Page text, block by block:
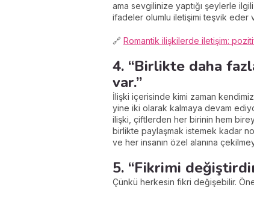
ama sevgilinize yaptığı şeylerle
ifadeler olumlu iletişimi teşvik eder
🔗 Romantik ilişkilerde iletişim:
4. “Birlikte daha
var.”
İlişki içerisinde kimi zaman
yine iki olarak kalmaya devam
ilişki, çiftlerden her birinin hem
birlikte paylaşmak istemek kadar
ve her insanın özel alanına
5. “Fikrimi
Çünkü herkesin fikri değişebilir.